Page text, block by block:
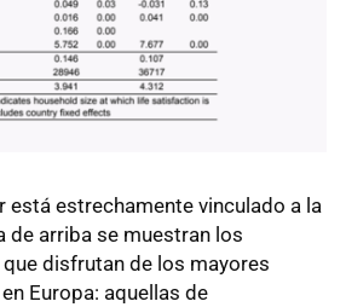
está estrechamente vinculado a la
de arriba se muestran los
disfrutan de los mayores
Europa: aquellas de